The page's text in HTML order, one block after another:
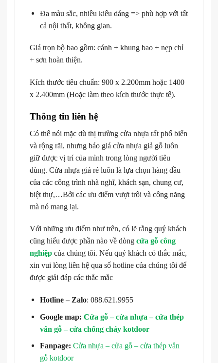
Đa màu sắc, nhiều kiểu dáng => phù hợp với tất
cả nội thất, không gian.
Giá trọn bộ bao gồm: cánh + khung bao + nẹp chỉ
+ sơn hoàn thiện.
Kích thước tiêu chuẩn: 900 x 2.200mm hoặc 1400
x 2.400mm (Hoặc làm theo kích thước thực tế).
Thông tin liên hệ
Có thể nói mặc dù thị trường cửa nhựa rất phổ biến
và rộng rãi, nhưng báo giá cửa nhựa giả gỗ luôn
giữ được vị trí của mình trong lòng người tiêu
dùng. Cửa nhựa giá rẻ luôn là lựa chọn hàng đầu
của các công trình nhà nghĩ, khách sạn, chung cư,
biệt thự,…Bởi các ưu điểm vượt trôi và công năng
mà nó mang lại.
Với những ưu điểm như trên, có lẽ rằng quý khách
cũng hiểu được phần nào về dòng cửa gỗ công
nghiệp của chúng tôi. Nếu quý khách có thắc mắc,
xin vui lòng liên hệ qua số hotline của chúng tôi để
được giải đáp các thắc mắc
Hotline – Zalo: 088.621.9955
Google map: Cửa gỗ – cửa nhựa – cửa thép
vân gỗ – cửa chống cháy kotdoor
Fanpage: Cửa nhựa – cửa gỗ – cửa thép vân
gỗ kotdoor